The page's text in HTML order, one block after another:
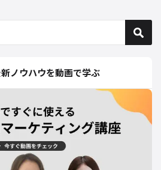
ノウハウを動画で学ぶ